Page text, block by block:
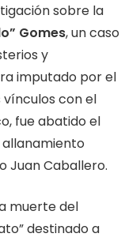
sobre la
Gomes, un caso
y
imputado por el
vínculos con el
fue abatido el
allanamiento
Juan Caballero.
muerte del
destinado a